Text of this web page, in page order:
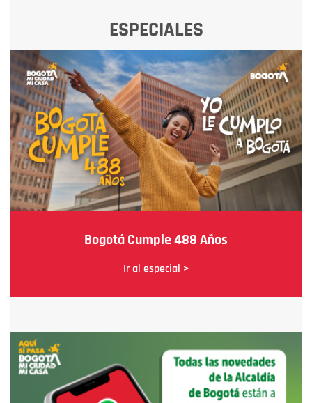
ESPECIALES
Bogotá Cumple 488 Años
Ir al especial >